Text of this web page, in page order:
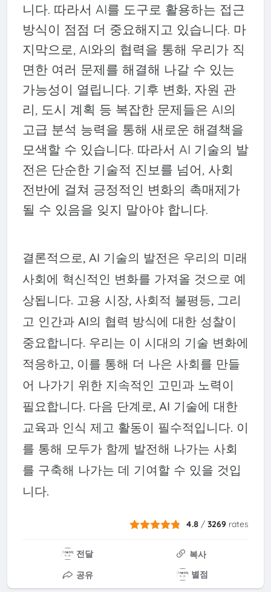
니다. 따라서 AI를 도구로 활용하는 접근
방식이 점점 더 중요해지고 있습니다. 마
지막으로, AI와의 협력을 통해 우리가 직
면한 여러 문제를 해결해 나갈 수 있는
가능성이 열립니다. 기후 변화, 자원 관
리, 도시 계획 등 복잡한 문제들은 AI의
고급 분석 능력을 통해 새로운 해결책을
모색할 수 있습니다. 따라서 AI 기술의 발
전은 단순한 기술적 진보를 넘어, 사회
전반에 걸쳐 긍정적인 변화의 촉매제가
될 수 있음을 잊지 말아야 합니다.
결론적으로, AI 기술의 발전은 우리의 미래
사회에 혁신적인 변화를 가져올 것으로 예
상됩니다. 고용 시장, 사회적 불평등, 그리
고 인간과 AI의 협력 방식에 대한 성찰이
중요합니다. 우리는 이 시대의 기술 변화에
적응하고, 이를 통해 더 나은 사회를 만들
어 나가기 위한 지속적인 고민과 노력이
필요합니다. 다음 단계로, AI 기술에 대한
교육과 인식 제고 활동이 필수적입니다. 이
를 통해 모두가 함께 발전해 나가는 사회
를 구축해 나가는 데 기여할 수 있을 것입
니다.
4.8 /3269 rates
전달
복사
공유
별점